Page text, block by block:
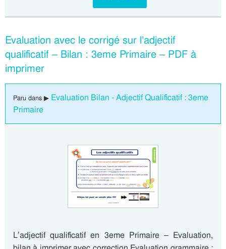
Evaluation avec le corrigé sur l’adjectif
qualificatif – Bilan : 3eme Primaire – PDF à
imprimer
Paru dans ▶ Evaluation Bilan - Adjectif Qualificatif : 3eme
Primaire
L’adjectif qualificatif en 3eme Primaire – Evaluation,